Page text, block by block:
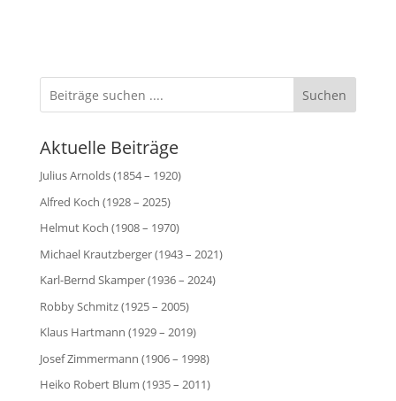
Suchen
Aktuelle Beiträge
Julius Arnolds (1854 – 1920)
Alfred Koch (1928 – 2025)
Helmut Koch (1908 – 1970)
Michael Krautzberger (1943 – 2021)
Karl-Bernd Skamper (1936 – 2024)
Robby Schmitz (1925 – 2005)
Klaus Hartmann (1929 – 2019)
Josef Zimmermann (1906 – 1998)
Heiko Robert Blum (1935 – 2011)